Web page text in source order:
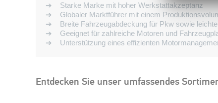
➔ Starke Marke mit hoher Werkstattakzeptanz
➔ Globaler Marktführer mit einem
➔ Breite Fahrzeugabdeckung für Pkw sowie
➔ Geeignet für zahlreiche Motoren und
➔ Unterstützung eines effizienten
Entdecken Sie unser umfassendes